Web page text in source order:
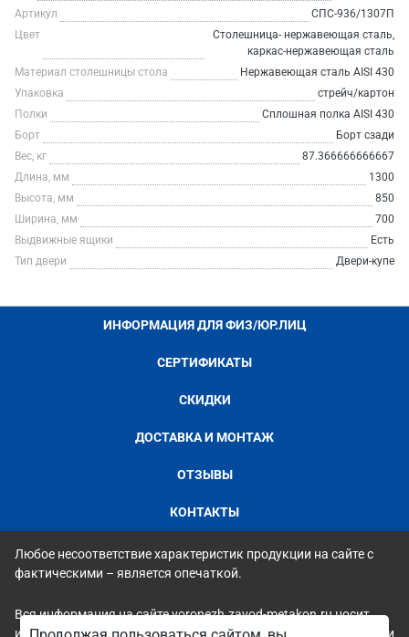
Артикул
СПС-936/1307П
Цвет
Столешница- нержавеющая сталь,
каркас-нержавеющая сталь
Материал столешницы стола
Нержавеющая сталь AISI 430
Упаковка
стрейч/картон
Полки
Сплошная полка AISI 430
Борт
Борт сзади
Вес, кг
87.366666666667
Длина, мм
1300
Высота, мм
850
Ширина, мм
700
Выдвижные ящики
Есть
Тип двери
Двери-купе
ИНФОРМАЦИЯ ДЛЯ ФИЗ/ЮР.ЛИЦ
СЕРТИФИКАТЫ
СКИДКИ
ДОСТАВКА И МОНТАЖ
ОТЗЫВЫ
КОНТАКТЫ
Любое несоответствие характеристик продукции на сайте с
фактическими – является опечаткой.
Вся информация на сайте voronezh.zavod-metakon.ru носит
исключительно ознакомительный и справочный характер и ни